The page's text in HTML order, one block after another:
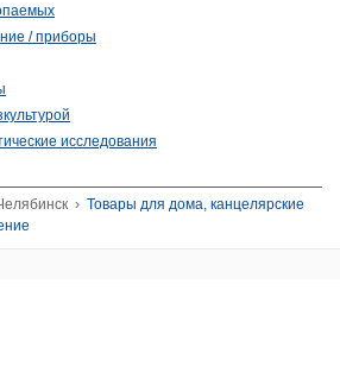
/ приборы
исследования
› Товары для дома, канцелярские